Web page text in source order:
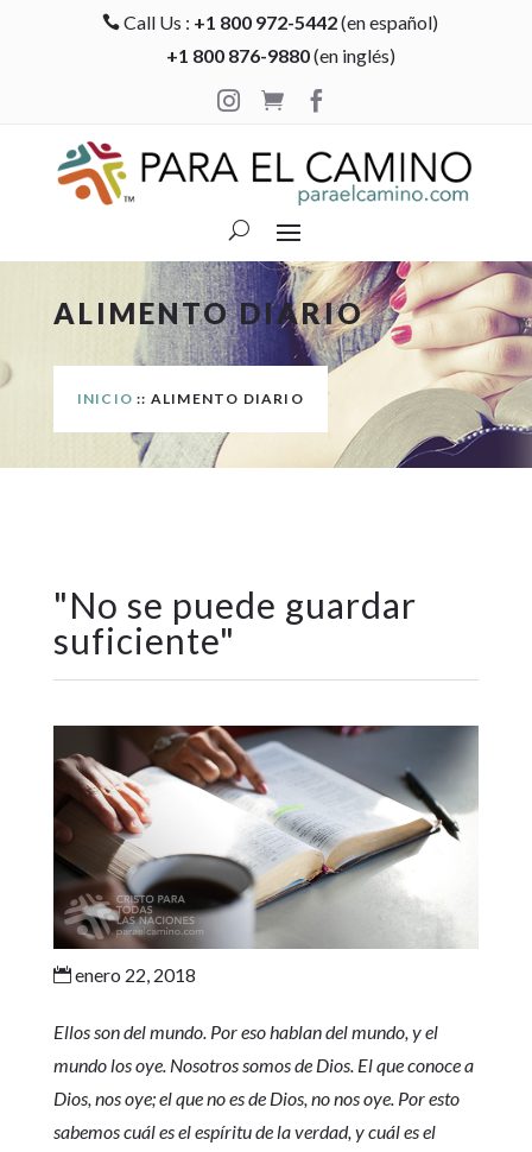
 Call Us : +1 800 972-5442(en español)
+1 800 876-9880(en inglés)

 
ALIMENTO DIARIO
INICIO :: ALIMENTO DIARIO
"No se puede guardar
suficiente"
enero 22, 2018
Ellos son del mundo. Por eso hablan del mundo, y el
mundo los oye. Nosotros somos de Dios. El que conoce a
Dios, nos oye; el que no es de Dios, no nos oye. Por esto
sabemos cuál es el espíritu de la verdad, y cuál es el